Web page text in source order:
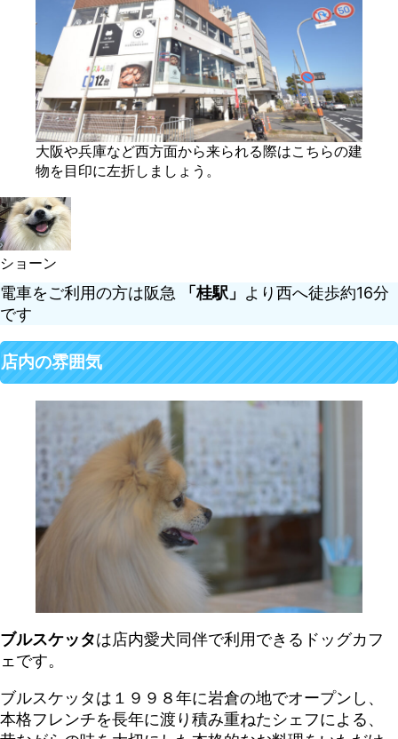
大阪や兵庫など西方面から来られる際はこちらの建
物を目印に左折しましょう。
ショーン
電車をご利用の方は阪急 「桂駅」 より西へ徒歩約16分
です
店内の雰囲気
ブルスケッタは店内愛犬同伴で利用できるドッグカフ
ェです。
ブルスケッタは１９９８年に岩倉の地でオープンし、
本格フレンチを長年に渡り積み重ねたシェフによる、